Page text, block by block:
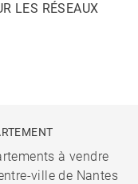
LES RÉSEAUX
à vendre
ville de Nantes